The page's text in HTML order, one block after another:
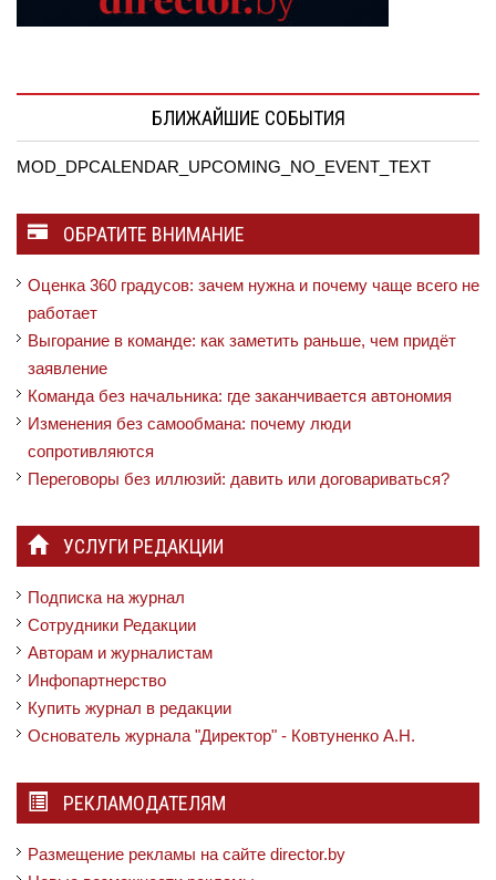
БЛИЖАЙШИЕ СОБЫТИЯ
MOD_DPCALENDAR_UPCOMING_NO_EVENT_TEXT
ОБРАТИТЕ ВНИМАНИЕ
Оценка 360 градусов: зачем нужна и почему чаще всего не
работает
Выгорание в команде: как заметить раньше, чем придёт
заявление
Команда без начальника: где заканчивается автономия
Изменения без самообмана: почему люди
сопротивляются
Переговоры без иллюзий: давить или договариваться?
УСЛУГИ РЕДАКЦИИ
Подписка на журнал
Сотрудники Редакции
Авторам и журналистам
Инфопартнерство
Купить журнал в редакции
Основатель журнала "Директор" - Ковтуненко А.Н.
РЕКЛАМОДАТЕЛЯМ
Размещение рекламы на сайте director.by